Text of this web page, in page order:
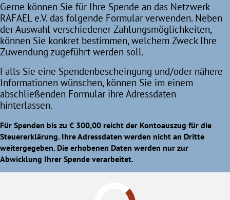
Gerne können Sie für Ihre Spende an das Netzwerk
RAFAEL e.V. das folgende Formular verwenden. Neben
der Auswahl verschiedener Zahlungsmöglichkeiten,
können Sie konkret bestimmen, welchem Zweck Ihre
Zuwendung zugeführt werden soll.
Falls Sie eine Spendenbescheingung und/oder nähere
Informationen wünschen, können Sie im einem
abschließenden Formular ihre Adressdaten
hinterlassen.
Für Spenden bis zu € 300,00 reicht der Kontoauszug für die
Steuererklärung. Ihre Adressdaten werden nicht an Dritte
weitergegeben. Die erhobenen Daten werden nur zur
Abwicklung Ihrer Spende verarbeitet.